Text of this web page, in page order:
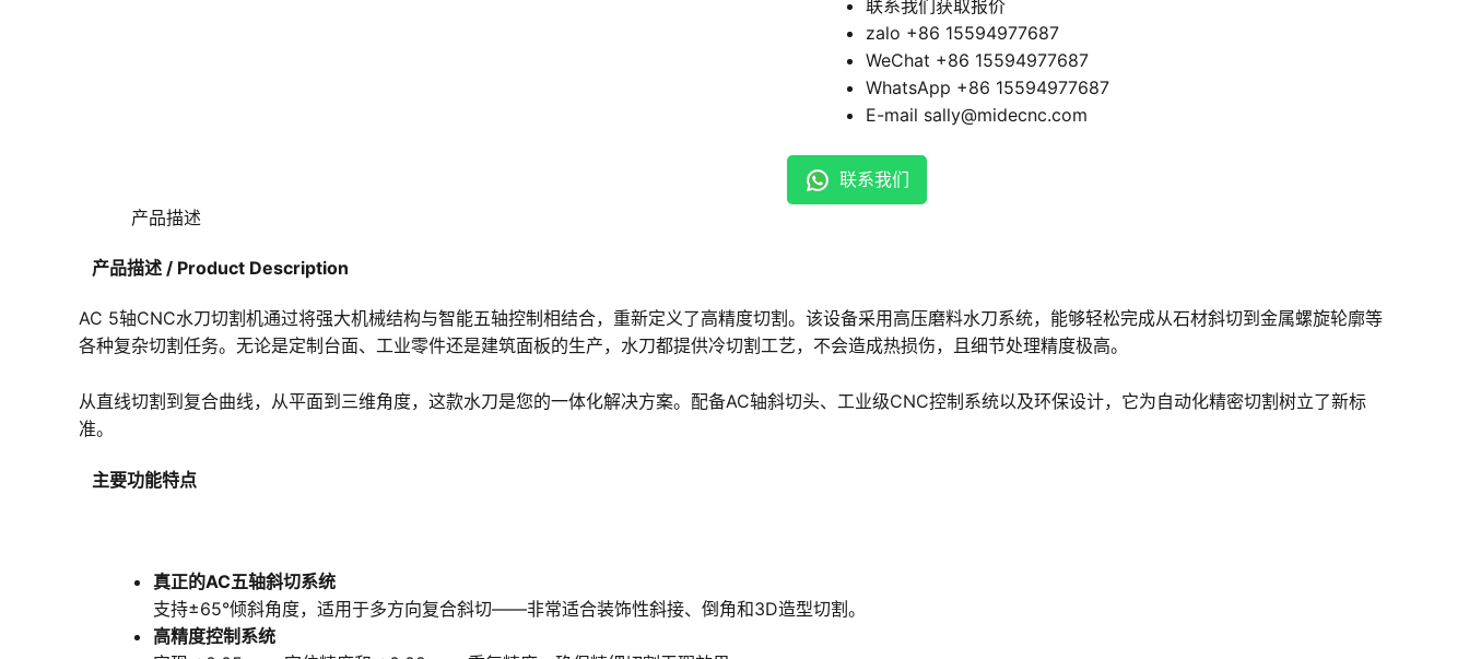
联系我们获取报价
zalo +86 15594977687
WeChat +86 15594977687
WhatsApp +86 15594977687
E-mail sally@midecnc.com
联系我们
产品描述
产品描述 / Product Description
AC 5轴CNC水刀切割机通过将强大机械结构与智能五轴控制相结合，重新定义了高精度切割。该设备采用高压磨料水刀系统，能够轻松完成从石材斜切到金属螺旋轮廓等
各种复杂切割任务。无论是定制台面、工业零件还是建筑面板的生产，水刀都提供冷切割工艺，不会造成热损伤，且细节处理精度极高。
从直线切割到复合曲线，从平面到三维角度，这款水刀是您的一体化解决方案。配备AC轴斜切头、工业级CNC控制系统以及环保设计，它为自动化精密切割树立了新标
准。
主要功能特点
真正的AC五轴斜切系统
支持±65°倾斜角度，适用于多方向复合斜切——非常适合装饰性斜接、倒角和3D造型切割。
高精度控制系统